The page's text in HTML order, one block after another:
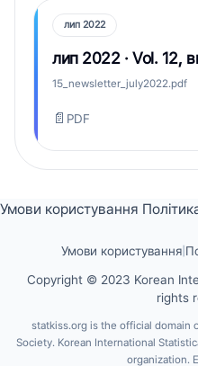
лип 2022
лип 2022 · Vol. 12,
15_newsletter_july2022.pdf
📄 PDF
Умови користування
Умови користування
Copyright © 2023 Korean
rights
statkiss.org is the official domain
Society. Korean International
organization.